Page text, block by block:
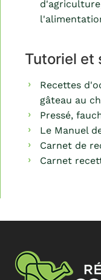
Tutoriel et
Recettes
gâteau au
Pressé,
Le Manuel
Carnet de
Carnet